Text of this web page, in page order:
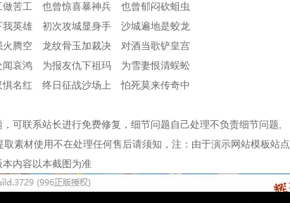
苦工 也曾惊喜暴神兵 也曾郁闷砍蛆虫
英雄 初次攻城显身手 沙城遍地是蛟龙
腾空 龙纹骨玉加裁决 对酒当歌铲皇宫
哀鸿 为报友仇下祖玛 为雪妻恨清蜈蚣
名红 终日征战沙场上 怕死莫来传奇中
可联系站长进行免费修复，细节问题自己处理不负责细节问题,
素材使用不在处理任何售后请须知，注：由于演示网站模板站点
内容以本截图为准